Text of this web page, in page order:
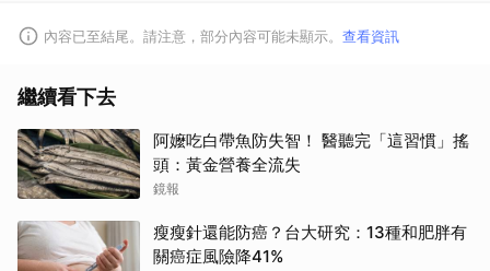
內容已至結尾。請注意，部分內容可能未顯示。 查看資訊
繼續看下去
阿嬤吃白帶魚防失智！ 醫聽完「這習慣」搖
頭：黃金營養全流失
鏡報
瘦瘦針還能防癌？台大研究：13種和肥胖有
關癌症風險降41%